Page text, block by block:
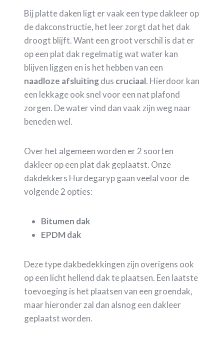
Bij platte daken ligt er vaak een type dakleer op
de dakconstructie, het leer zorgt dat het dak
droogt blijft. Want een groot verschil is dat er
op een plat dak regelmatig wat water kan
blijven liggen en is het hebben van een
naadloze afsluitingdus cruciaal. Hierdoor kan
een lekkage ook snel voor een nat plafond
zorgen. De water vind dan vaak zijn weg naar
beneden wel.
Over het algemeen worden er 2 soorten
dakleer op een plat dak geplaatst. Onze
dakdekkers Hurdegaryp gaan veelal voor de
volgende 2 opties:
Bitumen dak
EPDM dak
Deze type dakbedekkingen zijn overigens ook
op een licht hellend dak te plaatsen. Een laatste
toevoeging is het plaatsen van een groendak,
maar hieronder zal dan alsnog een dakleer
geplaatst worden.